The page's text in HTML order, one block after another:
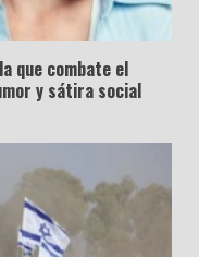
que combate el
y sátira social